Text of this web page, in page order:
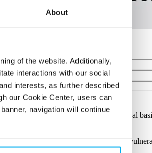
About
of the website. Additionally,
interactions with our social
interests, as further described
our Cookie Center, users can
navigation will continue
of the Data processing and legal
per prioritizzare la correzione delle